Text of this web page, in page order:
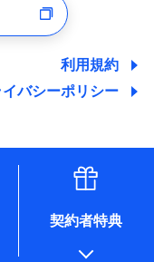
会社の保険その他に
たそれらに付帯、関
サービスをご提案す
す。）
を行うため
報は、保険会社
利用規約
イバシーポリシー
契約者特典